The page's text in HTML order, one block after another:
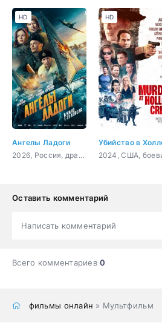
Ангелы Ладоги
2026, Россия, драма, история, военный
HD HD
Оставить комментарий
Написать комментарий
Всего комментариев0
фильмы онлайн » Мультфильм